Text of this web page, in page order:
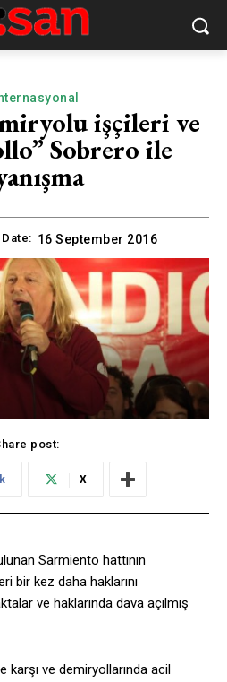
işçileri ve
Sobrero ile
Date: 16 September 2016
post:
X
Sarmiento hattının
bir kez daha haklarını
ve haklarında dava açılmış
karşı ve demiryollarında acil